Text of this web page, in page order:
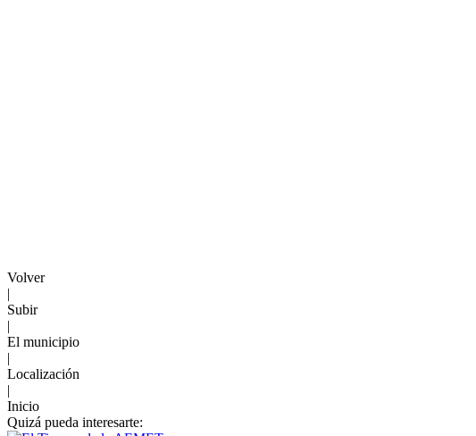
Volver
|
Subir
|
El municipio
|
Localización
|
Inicio
Quizá pueda interesarte: